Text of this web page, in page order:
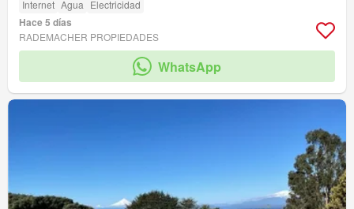
Internet Agua Electricidad
Hace 5 días
RADEMACHER PROPIEDADES
WhatsApp